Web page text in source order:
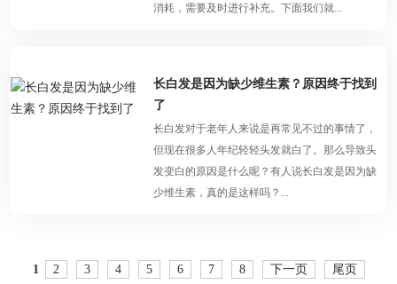
消耗，需要及时进行补充。下面我们就...
长白发是因为缺少维生素？原因终于找到
了
长白发对于老年人来说是再常见不过的事情了，
但现在很多人年纪轻轻头发就白了。那么导致头
发变白的原因是什么呢？有人说长白发是因为缺
少维生素，真的是这样吗？...
1 2 3 4 5 6 7 8 下一页 尾页